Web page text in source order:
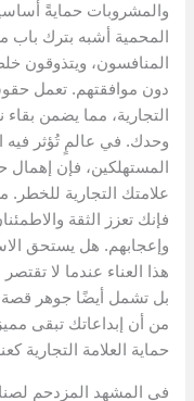
والمشروبات حمايةً
المحمية أشبه بترك باب
المنافسون، ويتذوقون
دون موافقتهم. تعمل
التجارية، مما يضمن
وحدك. في عالمٍ تُؤثر فيه
المستهلكين، فإن إهمال
علامتك التجارية
فإنك تعزز الثقة
وإعجابهم. هل يستحق
هذا العناء عندما لا
بل تشمل أيضًا جوهر قصة
من أن إبداعاتك تبقى
حماية العلامة
في المشهد المزدحم